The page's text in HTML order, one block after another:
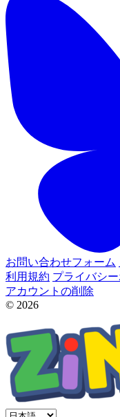
お問い合わせフォーム
利用規約 プライバシ
アカウントの削除
© 2026